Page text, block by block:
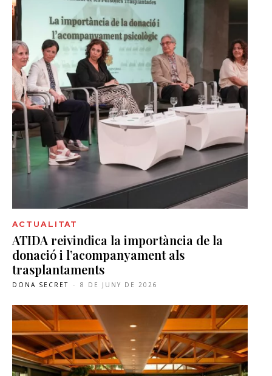
ACTUALITAT
ATIDA reivindica la importància de la
donació i l’acompanyament als
trasplantaments
DONA SECRET - 8 DE JUNY DE 2026